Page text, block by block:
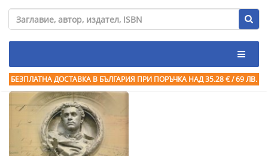
БЕЗПЛАТНА ДОСТАВКА В БЪЛГАРИЯ ПРИ ПОРЪЧКА НАД 35.28 € / 69 ЛВ.